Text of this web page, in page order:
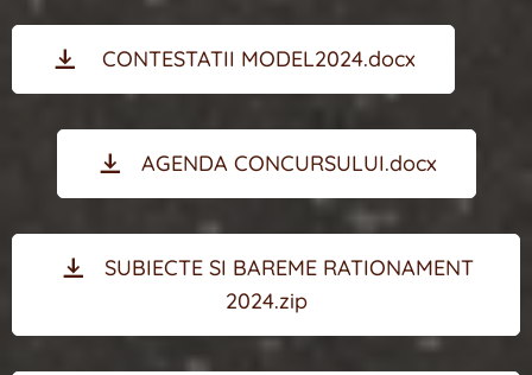
CONTESTATII MODEL2024.docx
AGENDA CONCURSULUI.docx
SUBIECTE SI BAREME RATIONAMENT
2024.zip